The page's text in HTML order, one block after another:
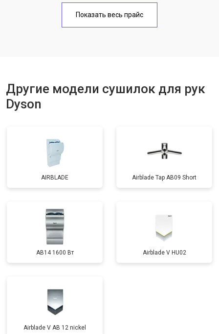
Показать весь прайс
Другие модели сушилок для рук
Dyson
AIRBLADE Airblade Tap AB09 Short
AB14 1600 Вт Airblade V HU02
Airblade V AB 12 nickel